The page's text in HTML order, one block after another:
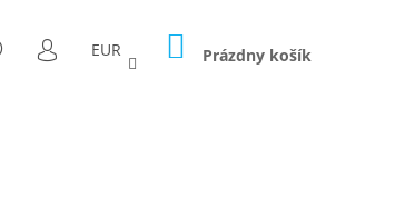
HĽADAŤ
PRIHLÁSENIE
EUR NÁKUPNÝ
KOŠÍK
Prázdny košík